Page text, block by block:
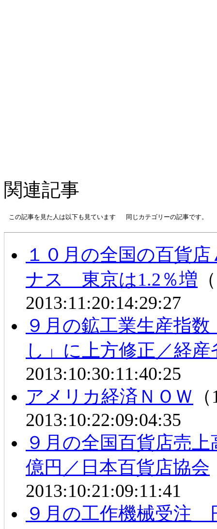
関連記事
この記事を見た人は以下も見ています 同じカテゴリーの記事です。
１０月の全国の百貨
ナス 東京は1.2％増
2013:11:20:14:29:27
９月の鉱工業生産指
し」に上方修正／経産
2013:10:30:11:40:25
アメリカ経済ＮＯＷ
2013:10:22:09:04:35
９月の全国百貨店売
億円／日本百貨店協会
2013:10:21:09:11:41
９月の工作機械受注